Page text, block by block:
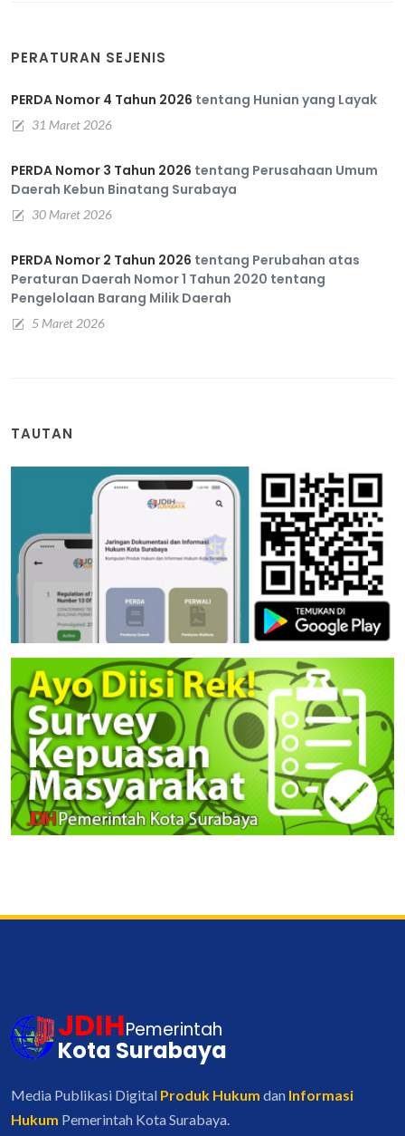
PERATURAN SEJENIS
PERDA Nomor 4 Tahun 2026 tentang Hunian yang Layak
31 Maret 2026
PERDA Nomor 3 Tahun 2026 tentang Perusahaan Umum
Daerah Kebun Binatang Surabaya
30 Maret 2026
PERDA Nomor 2 Tahun 2026 tentang Perubahan atas
Peraturan Daerah Nomor 1 Tahun 2020 tentang
Pengelolaan Barang Milik Daerah
5 Maret 2026
TAUTAN
JDIHPemerintah
Kota Surabaya
Media Publikasi Digital Produk Hukum dan Informasi
Hukum Pemerintah Kota Surabaya.